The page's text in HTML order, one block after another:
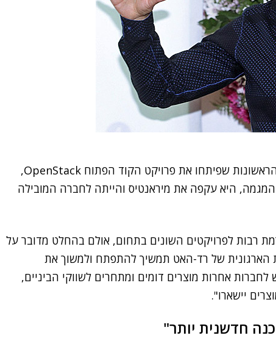
הוא העיר שרד-האט לא הייתה מהחברות הראשונות שפיתחו את פרויקט הקוד הפתוח OpenStack,
היא עקפה את מיראנטיס והייתה לחברה המובילה
רבות לפרויקטים השונים בתחום, אולם בהחלט מדובר על
הארגונית של רד-האט תמשיך להתפתח ולמשוך את
אחרות מוצרים דומים ומתחרים לשווקי הביניים,
יישארו".
חדשנית יותר"